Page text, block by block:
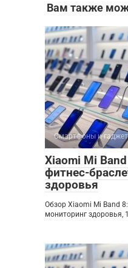
Вам также
Смартфоны и
Xiaomi Mi
фитнес-
здоровья
Обзор Xiaomi Mi Band 8:
мониторинг здоровья,